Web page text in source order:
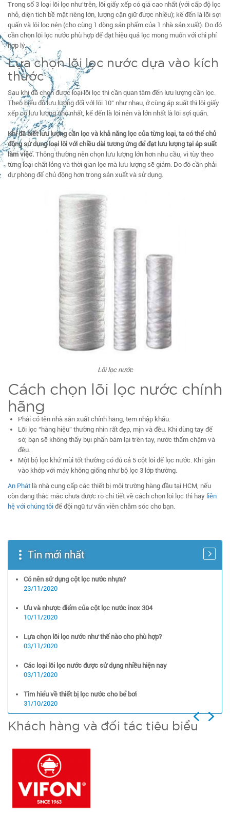
Trong số 3 loại lõi lọc như trên, lõi giấy xếp có giá cao nhất (với cấp độ lọc
nhỏ, diện tích bề mặt riêng lớn, lượng cặn giữ được nhiều); kế đến là lõi sợi
quấn và lõi lọc nén (cho cùng 1 dòng sản phẩm của 1 nhà sản xuất). Do đó
cần chọn lõi lọc nước phù hợp để đạt hiệu quả lọc mong muốn với chi phí
hợp lý.
Lựa chọn lõi lọc nước dựa vào kích
thước
Sau khi đã chọn được loại lõi lọc thì cần quan tâm đến lưu lượng cần lọc.
Theo biểu đồ lưu lượng đối với lõi 10" như nhau, ở cùng áp suất thì lõi giấy
xếp có lưu lượng nhỏ nhất, kế đến là lõi nén và lớn nhất là lõi sợi quấn.
Khi đã biết lưu lượng cần lọc và khả năng lọc của từng loại, ta có thể chủ
động sử dụng loại lõi với chiều dài tương ứng để đạt lưu lượng tại áp suất
làm việc. Thông thường nên chọn lưu lượng lớn hơn nhu cầu, vì tùy theo
từng loại chất lỏng và thời gian lọc mà lưu lượng sẽ giảm. Do đó cần phải
dự phòng để chủ động hơn trong sản xuất và sử dụng.
Lõi lọc nước
Cách chọn lõi lọc nước chính
hãng
Phải có tên nhà sản xuất chính hãng, tem nhập khẩu.
Lõi lọc “hàng hiệu” thường nhìn rất đẹp, mịn và đều. Khi dùng tay để
sờ, bạn sẽ không thấy bụi phấn bám lại trên tay, nước thấm chậm và
đều.
Một bộ lọc khử mùi tốt thường có đủ cả 5 cột lõi để lọc nước. Khi gắn
vào khớp với máy không giống như bộ lọc 3 lớp thường.
An Phát là nhà cung cấp các thiết bị môi trường hàng đầu tại HCM, nếu
còn đang thắc mắc chưa được rõ chi tiết về cách chọn lõi lọc thì hãy liên
hệ với chúng tôi để đội ngũ tư vấn viên chăm sóc cho bạn.
Tin mới nhất
Có nên sử dụng cột lọc nước nhựa?
23/11/2020
Ưu và nhược điểm của cột lọc nước inox 304
10/11/2020
Lựa chọn lõi lọc nước như thế nào cho phù hợp?
03/11/2020
Các loại lõi lọc nước được sử dụng nhiều hiện nay
03/11/2020
Tìm hiểu về thiết bị lọc nước cho bể bơi
31/10/2020
Khách hàng và đối tác tiêu biểu
Previous
Next